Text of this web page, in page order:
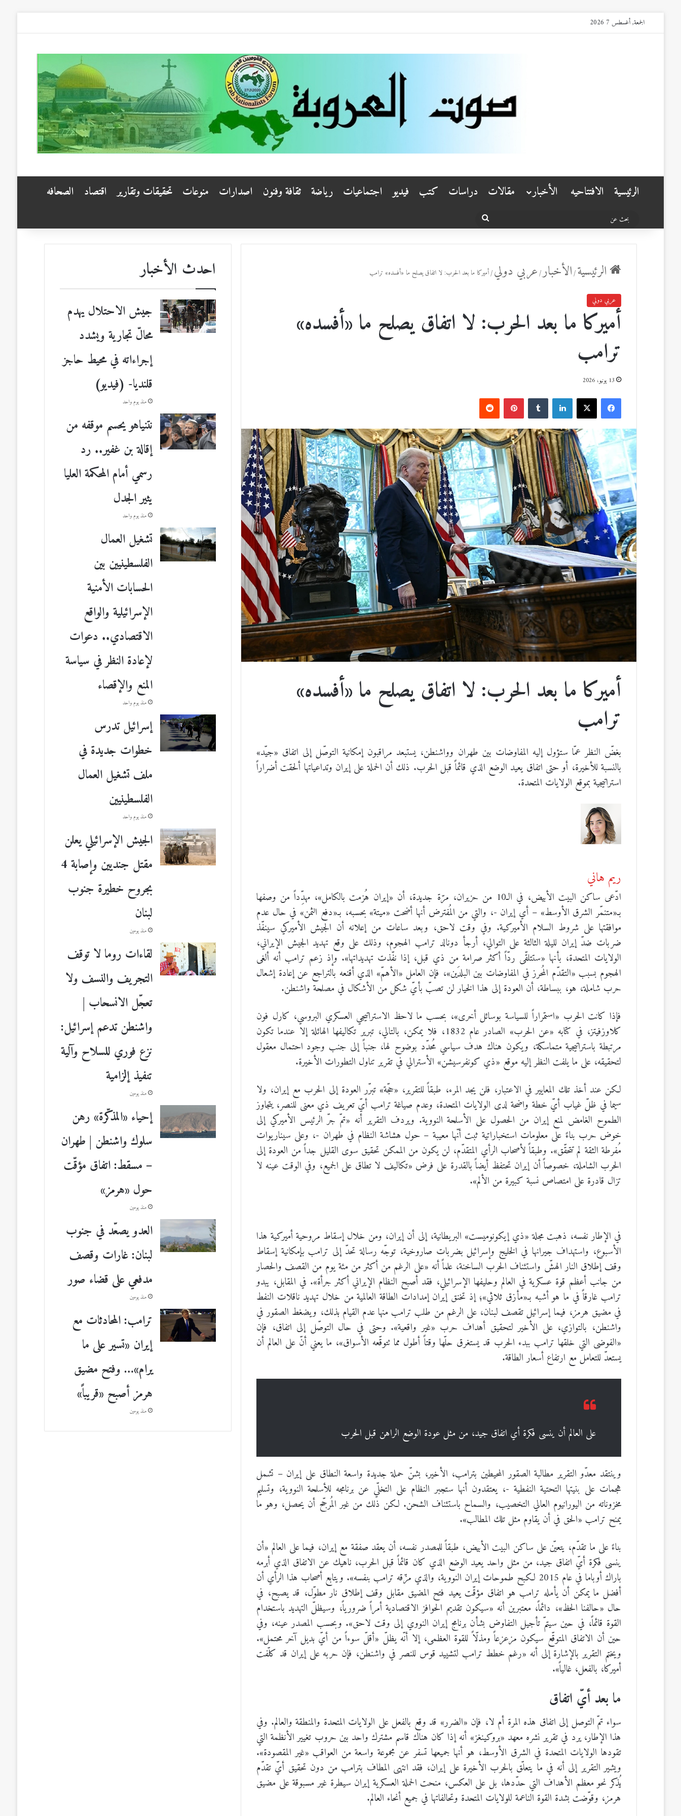
الجمعة, أغسطس 7 2026
الرئيسية الافتتاحيه الأخبار مقالات دراسات كتب فيديو اجتماعيات رياضة ثقافة وفنون اصدارات منوعات تحقيقات وتقارير اقتصاد الصحافه
بحث
الرئيسية/الأخبار/عربي دولي/أميركا ما بعد الحرب: لا اتفاق يصلح ما «أفسده» ترامب
عربي دولي
أميركا ما بعد الحرب: لا اتفاق يصلح ما «أفسده»
ترامب
13 يونيو، 2026
س
ب
و
ك
X
ي
ن
ك
د
إ
ن
T
u
m
b
l
r
ي
ن
ت
ي
ر
ي
س
ت
R
e
d
d
i
t
أميركا ما بعد الحرب: لا اتفاق يصلح ما «أفسده»
ترامب
بغضّ النظر عمّا ستؤول إليه المفاوضات بين طهران وواشنطن، يستبعد مراقبون إمكانية التوصّل إلى اتفاق «جيّد»
بالنسبة للأخيرة، أو حتى اتفاق يعيد الوضع الذي قائماً قبل الحرب. ذلك أن الحملة على إيران وتداعياتها ألحقت أضراراً
استراتيجية بموقع الولايات المتحدة.
ريم هاني
ادّعى ساكن البيت الأبيض، في الـ10 من حزيران، مرّة جديدة، أن «إيران هُزمت بالكامل»، مهدِّداً من وصفها
بـ«متنمّر الشرق الأوسط» – أي إيران -، والتي من المُفترض أنها أضحت «ميتة» بحسبه، بـ«دفع الثمن» في حال عدم
موافقتها على شروط السلام الأميركية. وفي وقت لاحق، وبعد ساعات من إعلانه أن الجيش الأميركي سينفّذ
ضربات ضدّ إيران لليلة الثالثة على التوالي، أرجأ دونالد ترامب الهجوم، وذلك على وقع تهديد الجيش الإيراني،
الولايات المتحدة، بأنها «ستتلقّى ردّاً أكثر صرامة من ذي قبل، إذا نفّذت تهديداتها». وإذ زعم ترامب أنه ألغى
الهجوم بسبب «التقدّم المُحرز في المفاوضات بين البلدَين»، فإن العامل «الأهمّ» الذي أقنعه بالتراجع عن إعادة إشعال
حرب شاملة، هو، ببساطة، أن العودة إلى هذا الخيار لن تصبّ بأيّ شكل من الأشكال في مصلحة واشنطن.
فإذا كانت الحرب «استمراراً للسياسة بوسائل أخرى»، بحسب ما لاحظ الاستراتيجي العسكري البروسي، كارل فون
كلاوزفيتز، في كتابه «عن الحرب» الصادر عام 1832، فلا يمكن، بالتالي، تبرير تكاليفها الهائلة إلا عندما تكون
مرتبطة باستراتيجية متماسكة، ويكون هناك هدف سياسي مُحدّد بوضوح لها، جنباً إلى جنب وجود احتمال معقول
لتحقيقه، على ما يلفت النظر إليه موقع «ذي كونفرسيشن» الأسترالي في تقرير تناول التطورات الأخيرة.
لكن عند أخذ تلك المعايير في الاعتبار، فلن يجد المرء، طبقاً للتقرير، «حجّة» تبرّر العودة إلى الحرب مع إيران، ولا
سيما في ظلّ غياب أيّ خطة واضحة لدى الولايات المتحدة، وعدم صياغة ترامب أيّ تعريف ذي معنى للنصر، يتجاوز
الطموح الغامض لمنع إيران من الحصول على الأسلحة النووية. ويردف التقرير أنه «تمّ جرّ الرئيس الأميركي إلى
خوض حرب بناءً على معلومات استخباراتية ثبت أنّها معيبة – حول هشاشة النظام في طهران -، وعلى سيناريوات
مُفرطة الثقة لم تتحقّق». وطبقاً لأصحاب الرأي المتقدّم، لن يكون من الممكن تحقيق سوى القليل جداً من العودة إلى
الحرب الشاملة، خصوصاً أن إيران تحتفظ أيضاً بالقدرة على فرض «تكاليف لا تطاق على الجميع، وفي الوقت عينه لا
تزال قادرة على امتصاص نسبة كبيرة من الألم».
في الإطار نفسه، ذهبت مجلة «ذي إيكونوميست» البريطانية، إلى أن إيران، ومن خلال إسقاط مروحية أميركية هذا
الأسبوع، واستهداف جيرانها في الخليج وإسرائيل بضربات صاروخية، توجّه رسالة تحدّ إلى ترامب بإمكانية إسقاط
وقف إطلاق النار الهشّ واستئناف الحرب الساخنة، علماً أنه «على الرغم من أكثر من مئة يوم من القصف والحصار
من جانب أعظم قوة عسكرية في العالم وحليفها الإسرائيلي، فقد أصبح النظام الإيراني أكثر جرأة». في المقابل، يبدو
ترامب غارقاً في ما هو أشبه بـ«مأزق ثلاثي»؛ إذ تخنق إيران إمدادات الطاقة العالمية من خلال تهديد ناقلات النفط
في مضيق هرمز، فيما إسرائيل تقصف لبنان، على الرغم من طلب ترامب منها عدم القيام بذلك، ويضغط الصقور في
واشنطن، بالتوازي، على الأخير لتحقيق أهداف حرب «غير واقعية». وحتى في حال التوصّل إلى اتفاق، فإن
«الفوضى التي خلقها ترامب ببدء الحرب قد يستغرق حلّها وقتاً أطول مما تتوقّعه الأسواق»، ما يعني أنّ على العالم أن
يستعدّ للتعامل مع ارتفاع أسعار الطاقة.
على العالم أن ينسى فكرة أي اتفاق جيد، من مثل عودة الوضع الراهن قبل الحرب
وينتقد معدّو التقرير مطالبة الصقور المحيطين بترامب، الأخير، بشنّ حملة جديدة واسعة النطاق على إيران – تشمل
هجمات على بنيتها التحتية النفطية -، يعتقدون أنها ستجبر النظام على التخلّي عن برنامجه للأسلحة النووية، وتسليم
مخزوناته من اليورانيوم العالي التخصيب، والسماح باستئناف الشحن. لكن ذلك من غير المُرجّح أن يحصل، وهو ما
يمنح ترامب «الحق في أن يقاوم مثل تلك المطالب».
بناءً على ما تقدّم، يتعيّن على ساكن البيت الأبيض، طبقاً للمصدر نفسه، أن يعقد صفقة مع إيران، فيما على العالم «أن
ينسى فكرة أيّ اتفاق جيد، من مثل واحد يعيد الوضع الذي كان قائماً قبل الحرب، ناهيك عن الاتفاق الذي أبرمه
باراك أوباما في عام 2015 لكبح طموحات إيران النووية، والذي مزّقه ترامب بنفسه». ويتابع أصحاب هذا الرأي أن
أفضل ما يمكن أن يأمله ترامب هو اتفاق مؤقّت يعيد فتح المضيق مقابل وقف إطلاق نار مطوّل، قد يصبح، في
حال «حالفنا الحظ»، دائماً، معتبرين أنه «سيكون تقديم الحوافز الاقتصادية أمراً ضرورياً، وسيظلّ التهديد باستخدام
القوة قائماً، في حين سيتمّ تأجيل التفاوض بشأن برنامج إيران النووي إلى وقت لاحق». وبحسب المصدر عينه، وفي
حين أن الاتفاق المتوقّع سيكون مزعزعاً ومذلّاً للقوة العظمى، إلا أنّه يظلّ «أقلّ سوءاً من أيّ بديل آخر محتمل».
ويختم التقرير بالإشارة إلى أنه «رغم خطط ترامب لتشييد قوس للنصر في واشنطن، فإن حربه على إيران قد كلّفت
أميركا، بالفعل، غالياً».
ما بعد أيّ اتفاق
سواء تمّ التوصل إلى اتفاق هذه المرة أم لا، فإن «الضرر» قد وقع بالفعل على الولايات المتحدة والمنطقة والعالم. وفي
هذا الإطار، يرد في تقرير نشره معهد «بروكينغز» أنه إذا كان هناك قاسم مشترك واحد بين حروب تغيير الأنظمة التي
تقودها الولايات المتحدة في الشرق الأوسط، هو أنها جميعها تسفر عن مجموعة واسعة من العواقب «غير المقصودة».
ويشير التقرير إلى أنه في ما يتعلّق بالحرب الأخيرة على إيران، فقد انتهى المطاف بترامب من دون تحقيق أيّ تقدّم
يُذكر نحو معظم الأهداف التي حدّدها، بل على العكس، منحت الحملة العسكرية إيران سيطرة غير مسبوقة على مضيق
هرمز، وقوّضت بشدة القوة الناعمة للولايات المتحدة وتحالفاتها في جميع أنحاء العالم.
احدث الأخبار
جيش الاحتلال يهدم
محالّ تجارية ويشدد
إجراءاته في محيط حاجز
قلنديا- (فيديو)
منذ يوم واحد
نتنياهو يحسم موقفه من
إقالة بن غفير.. رد
رسمي أمام المحكمة العليا
يثير الجدل
منذ يوم واحد
تشغيل العمال
الفلسطينيين بين
الحسابات الأمنية
الإسرائيلية والواقع
الاقتصادي.. دعوات
لإعادة النظر في سياسة
المنع والإقصاء
منذ يوم واحد
إسرائيل تدرس
خطوات جديدة في
ملف تشغيل العمال
الفلسطينيين
منذ يوم واحد
الجيش الإسرائيلي يعلن
مقتل جنديين وإصابة 4
بجروح خطيرة جنوب
لبنان
منذ يومين
لقاءات روما لا توقف
التجريف والنسف ولا
تعجّل الانسحاب |
واشنطن تدعم إسرائيل:
نزع فوري للسلاح وآلية
تنفيذ إلزامية
منذ يومين
إحياء «المذكّرة» رهن
سلوك واشنطن | طهران
– مسقط: اتفاق مؤقّت
حول «هرمز»
منذ يومين
العدو يصعّد في جنوب
لبنان: غارات وقصف
مدفعي على قضاء صور
منذ يومين
ترامب: المحادثات مع
إيران «تسير على ما
يرام»… وفتح مضيق
هرمز أصبح «قريباً»
منذ يومين